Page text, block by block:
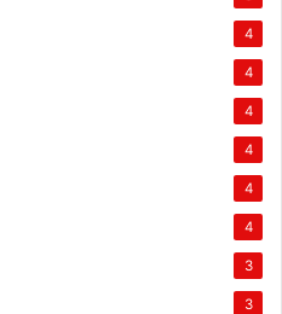
4
4
4
4
4
4
3
3